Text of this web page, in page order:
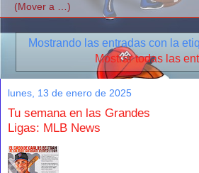
Mostrando las entradas con la
Mostrar todas las
lunes, 13 de enero de 2025
Tu semana en las Grandes
Ligas: MLB News